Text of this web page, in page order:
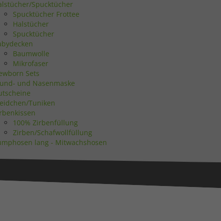
Spucktücher
Spucktücher Frottee
Halstücher
Spucktücher
Baumwolle
Mikrofaser
Sets
und Nasenmaske
Tuniken
100% Zirbenfüllung
Zirben/Schafwollfüllung
lang - Mitwachshosen
Zurück
Statistiken
Marketing